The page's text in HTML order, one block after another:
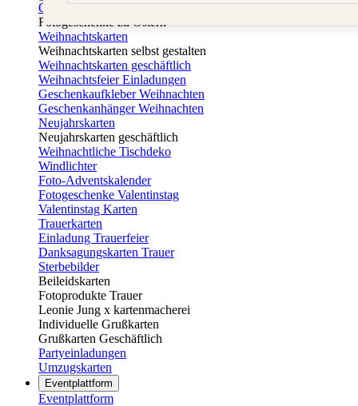
Osterkarten
Fotogeschenke zu Ostern
Weihnachtskarten
Weihnachtskarten selbst gestalten
Weihnachtskarten geschäftlich
Weihnachtsfeier Einladungen
Geschenkaufkleber Weihnachten
Geschenkanhänger Weihnachten
Neujahrskarten
Neujahrskarten geschäftlich
Weihnachtliche Tischdeko
Windlichter
Foto-Adventskalender
Fotogeschenke Valentinstag
Valentinstag Karten
Trauerkarten
Einladung Trauerfeier
Danksagungskarten Trauer
Sterbebilder
Beileidskarten
Fotoprodukte Trauer
Leonie Jung x kartenmacherei
Individuelle Grußkarten
Grußkarten Geschäftlich
Partyeinladungen
Umzugskarten
Eventplattform
Eventplattform